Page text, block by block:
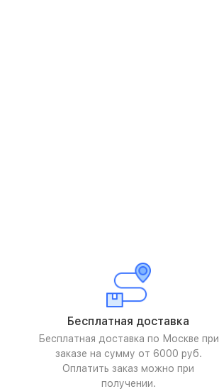
Бесплатная доставка
Бесплатная доставка по Москве при
заказе на сумму от 6000 руб.
Оплатить заказ можно при
получении.